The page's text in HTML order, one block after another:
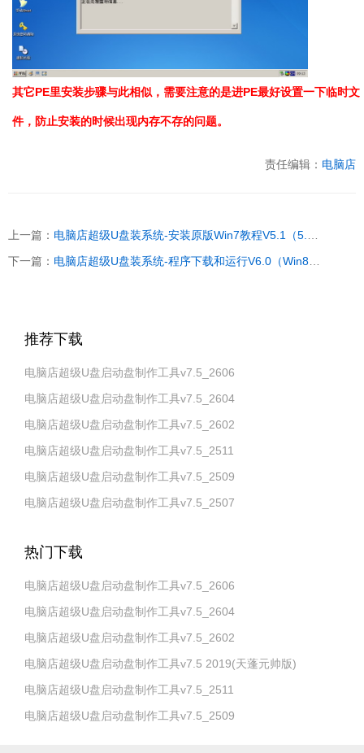
其它PE里安装步骤与此相似，需要注意的是进PE最好设置一下临时文
件，防止安装的时候出现内存不存的问题。
责任编辑： 电脑店
上一篇： 电脑店超级U盘装系统-安装原版Win7教程V5.1（5.x终结版)
下一篇： 电脑店超级U盘装系统-程序下载和运行V6.0（Win8PE超级兼容多功能版）
推荐下载
电脑店超级U盘启动盘制作工具v7.5_2606
电脑店超级U盘启动盘制作工具v7.5_2604
电脑店超级U盘启动盘制作工具v7.5_2602
电脑店超级U盘启动盘制作工具v7.5_2511
电脑店超级U盘启动盘制作工具v7.5_2509
电脑店超级U盘启动盘制作工具v7.5_2507
热门下载
电脑店超级U盘启动盘制作工具v7.5_2606
电脑店超级U盘启动盘制作工具v7.5_2604
电脑店超级U盘启动盘制作工具v7.5_2602
电脑店超级U盘启动盘制作工具v7.5 2019(天蓬元帅版)
电脑店超级U盘启动盘制作工具v7.5_2511
电脑店超级U盘启动盘制作工具v7.5_2509